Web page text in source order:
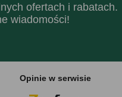
ofertach i rabatach.
wiadomości!
Opinie w serwisie